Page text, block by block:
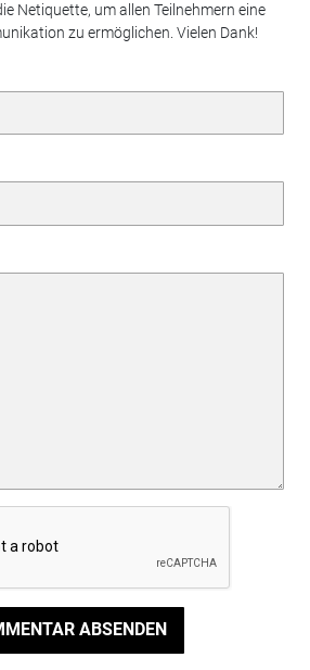
Netiquette, um allen Teilnehmern eine
zu ermöglichen. Vielen Dank!
ABSENDEN